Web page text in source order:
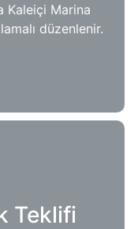
Kaleiçi Marina
düzenlenir.
Teklifi